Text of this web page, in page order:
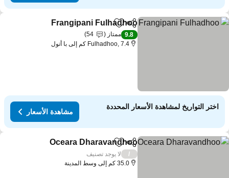
مشاركةAdd to favorites
Frangipani Fulhadhoo
9.8 ممتاز
54
Fulhadhoo, 7.4 كم إلى با أتول
اختر التواريخ لمشاهدة الأسعار المحددة
مشاهدة الأسعار
مشاركةAdd to favorites
Oceara Dharavandhoo
لا يوجد تصنيف
35.0 كم إلى وسط المدينة